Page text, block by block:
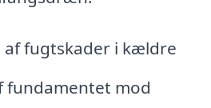
af fugtskader i kældre
fundamentet mod